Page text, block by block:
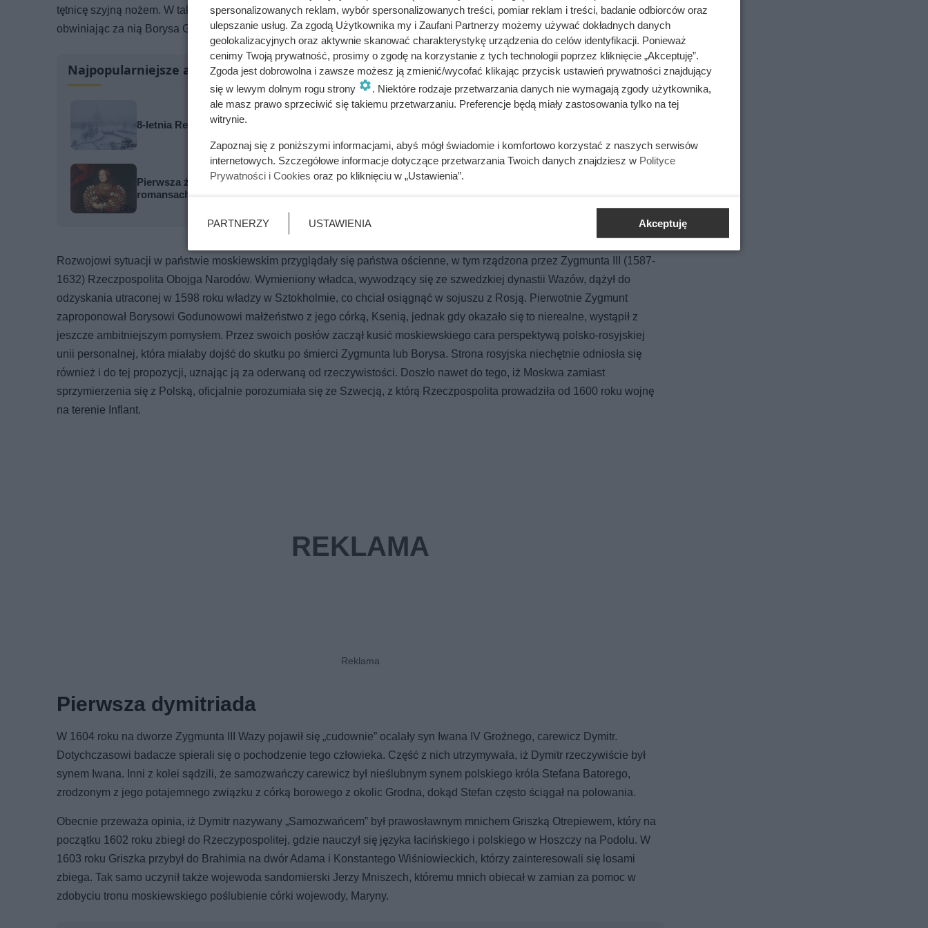
tętnicę szyjną nożem. W taką wersję śmierci Dymitra nie uwierzyli jednak współcześni tym wydarzeniom mieszkańcy Rosji,
obwiniając za nią Borysa Godunowa, który nie miał żadnych skrupułów, gdy wysyłał na tamten świat swoich rywali.
Najpopularniejsze artykuły
8-letnia Relisha zapadła się pod ziemię. Telefon od fałszywego lekarza opóźnił śledztwo o prawie miesiąc
Pierwsza żona miała 11 ataków epilepsji w 10 godzin. Zamiast jej pomóc, król wyjechał i szukał ukojenia w
romansach
Rozwojowi sytuacji w państwie moskiewskim przyglądały się państwa ościenne, w tym rządzona przez Zygmunta III (1587-
1632) Rzeczpospolita Obojga Narodów. Wymieniony władca, wywodzący się ze szwedzkiej dynastii Wazów, dążył do
odzyskania utraconej w 1598 roku władzy w Sztokholmie, co chciał osiągnąć w sojuszu z Rosją. Pierwotnie Zygmunt
zaproponował Borysowi Godunowowi małżeństwo z jego córką, Ksenią, jednak gdy okazało się to nierealne, wystąpił z
jeszcze ambitniejszym pomysłem. Przez swoich posłów zaczął kusić moskiewskiego cara perspektywą polsko-rosyjskiej
unii personalnej, która miałaby dojść do skutku po śmierci Zygmunta lub Borysa. Strona rosyjska niechętnie odniosła się
również i do tej propozycji, uznając ją za oderwaną od rzeczywistości. Doszło nawet do tego, iż Moskwa zamiast
sprzymierzenia się z Polską, oficjalnie porozumiała się ze Szwecją, z którą Rzeczpospolita prowadziła od 1600 roku wojnę
na terenie Inflant.
Pierwsza dymitriada
W 1604 roku na dworze Zygmunta III Wazy pojawił się „cudownie” ocalały syn Iwana IV Groźnego, carewicz Dymitr.
Dotychczasowi badacze spierali się o pochodzenie tego człowieka. Część z nich utrzymywała, iż Dymitr rzeczywiście był
synem Iwana. Inni z kolei sądzili, że samozwańczy carewicz był nieślubnym synem polskiego króla Stefana Batorego,
zrodzonym z jego potajemnego związku z córką borowego z okolic Grodna, dokąd Stefan często ściągał na polowania.
Obecnie przeważa opinia, iż Dymitr nazywany „Samozwańcem” był prawosławnym mnichem Griszką Otrepiewem, który na
początku 1602 roku zbiegł do Rzeczypospolitej, gdzie nauczył się języka łacińskiego i polskiego w Hoszczy na Podolu. W
1603 roku Griszka przybył do Brahimia na dwór Adama i Konstantego Wiśniowieckich, którzy zainteresowali się losami
zbiega. Tak samo uczynił także wojewoda sandomierski Jerzy Mniszech, któremu mnich obiecał w zamian za pomoc w
zdobyciu tronu moskiewskiego poślubienie córki wojewody, Maryny.
spersonalizowanych reklam, wybór spersonalizowanych treści, pomiar reklam i treści, badanie odbiorców oraz
ulepszanie usług. Za zgodą Użytkownika my i Zaufani Partnerzy możemy używać dokładnych danych
geolokalizacyjnych oraz aktywnie skanować charakterystykę urządzenia do celów identyfikacji. Ponieważ
cenimy Twoją prywatność, prosimy o zgodę na korzystanie z tych technologii poprzez kliknięcie „Akceptuję”.
Zgoda jest dobrowolna i zawsze możesz ją zmienić/wycofać klikając przycisk ustawień prywatności znajdujący
się w lewym dolnym rogu strony
. Niektóre rodzaje przetwarzania danych nie wymagają zgody użytkownika,
ale masz prawo sprzeciwić się takiemu przetwarzaniu. Preferencje będą miały zastosowania tylko na tej
witrynie.
Zapoznaj się z poniższymi informacjami, abyś mógł świadomie i komfortowo korzystać z naszych serwisów
internetowych. Szczegółowe informacje dotyczące przetwarzania Twoich danych znajdziesz w Polityce
Prywatności i Cookies oraz po kliknięciu w „Ustawienia”.
PARTNERZY USTAWIENIA Akceptuję